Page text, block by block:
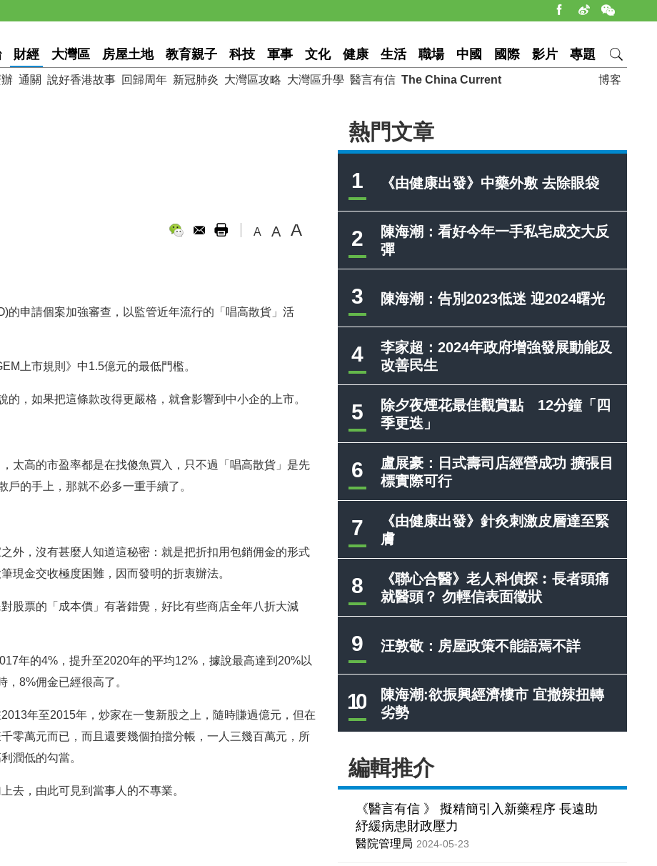
財經 大灣區 房屋土地 教育親子 科技 軍事 文化 健康 生活 職場 中國 國際 影片 專題
博客
通關 說好香港故事 回歸周年 新冠肺炎 大灣區攻略 大灣區升學 醫言有信 The China Current
熱門文章
1 《由健康出發》中藥外敷 去除眼袋
2
陳海潮：看好今年一手私宅成交大反
彈
3 陳海潮：告別2023低迷 迎2024曙光
4
李家超：2024年政府增強發展動能及
改善民生
5
除夕夜煙花最佳觀賞點 12分鐘「四
季更迭」
6
盧展豪：日式壽司店經營成功 擴張目
標實際可行
7
《由健康出發》針灸刺激皮層達至緊
膚
8
《聯心合醫》老人科偵探︰長者頭痛
就醫頭？ 勿輕信表面徵狀
9 汪敦敬：房屋政策不能語焉不詳
10
陳海潮:欲振興經濟樓市 宜撤辣扭轉
劣勢
編輯推介
《醫言有信 》 擬精簡引入新藥程序 長遠助
紓緩病患財政壓力
醫院管理局 2024-05-23
A A A
的申請個案加強審查，以監管近年流行的「唱高散貨」活
上市規則》中1.5億元的最低門檻。
，如果把這條款改得更嚴格，就會影響到中小企的上市。
太高的市盈率都是在找傻魚買入，只不過「唱高散貨」是先
的手上，那就不必多一重手續了。
外，沒有甚麼人知道這秘密：就是把折扣用包銷佣金的形式
現金交收極度困難，因而發明的折衷辦法。
股票的「成本價」有著錯覺，好比有些商店全年八折大減
年的4%，提升至2020年的平均12%，據說最高達到20%以
，8%佣金已經很高了。
年至2015年，炒家在一隻新股之上，隨時賺過億元，但在
零萬元而已，而且還要幾個拍擋分帳，一人三幾百萬元，所
潤低的勾當。
去，由此可見到當事人的不專業。